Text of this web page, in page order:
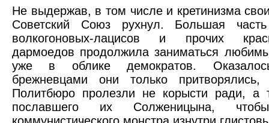
Не выдержав, в том числе и кретинизма
Советский Союз рухнул. Большая
волкогоновых-лацисов и прочих
дармоедов продолжила заниматься
уже в облике демократов.
брежневцами они только
Политбюро пролезли не корысти ради, а
пославшего их Солженицына,